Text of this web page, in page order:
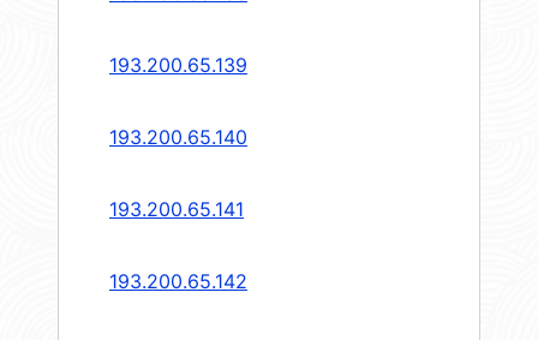
193.200.65.139
193.200.65.140
193.200.65.141
193.200.65.142